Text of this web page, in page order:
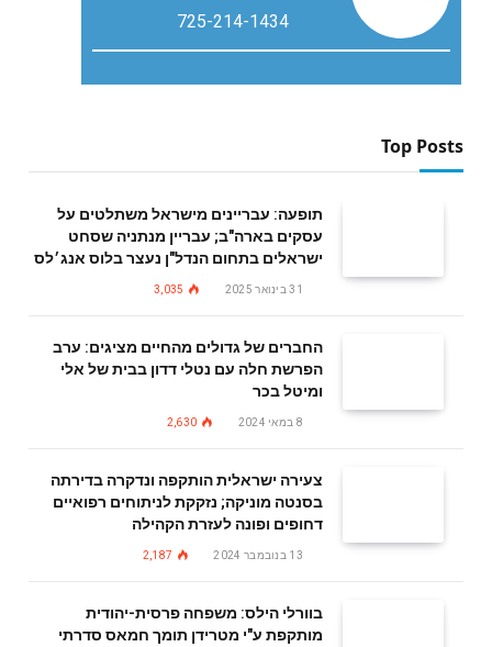
725-214-1434
Top Posts
תופעה: עבריינים מישראל משתלטים על
עסקים בארה"ב; עבריין מנתניה שסחט
ישראלים בתחום הנדל"ן נעצר בלוס אנג׳לס
31 בינואר 2025 3,035
החברים של גדולים מהחיים מציגים: ערב
הפרשת חלה עם נטלי דדון בבית של אלי
ומיטל בכר
8 במאי 2024 2,630
צעירה ישראלית הותקפה ונדקרה בדירתה
בסנטה מוניקה; נזקקת לניתוחים רפואיים
דחופים ופונה לעזרת הקהילה
13 בנובמבר 2024 2,187
בוורלי הילס: משפחה פרסית-יהודית
מותקפת ע"י מטרידן תומך חמאס סדרתי